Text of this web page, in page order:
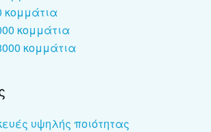
κομμάτια
κομμάτια
κομμάτια
υψηλής ποιότητας